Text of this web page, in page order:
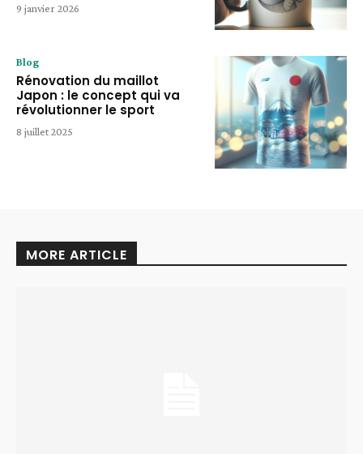
9 janvier 2026
Blog
Rénovation du maillot
Japon : le concept qui va
révolutionner le sport
8 juillet 2025
MORE ARTICLE